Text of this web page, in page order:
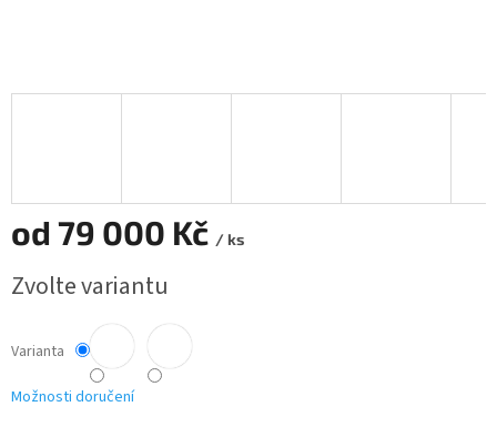
od 79 000 Kč / ks
cena:
Zvolte variantu
Varianta
Možnosti doručení